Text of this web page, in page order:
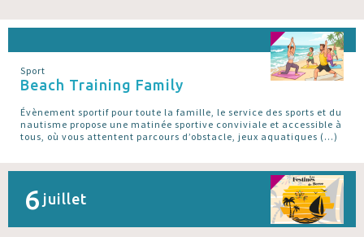
Sport
Beach Training Family
Évènement sportif pour toute la famille, le service des sports et du
nautisme propose une matinée sportive conviviale et accessible à
tous, où vous attentent parcours d’obstacle, jeux aquatiques (…)
6 juillet